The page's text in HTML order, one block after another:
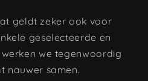
geldt zeker ook voor
geselecteerde en
we tegenwoordig
nauwer samen.